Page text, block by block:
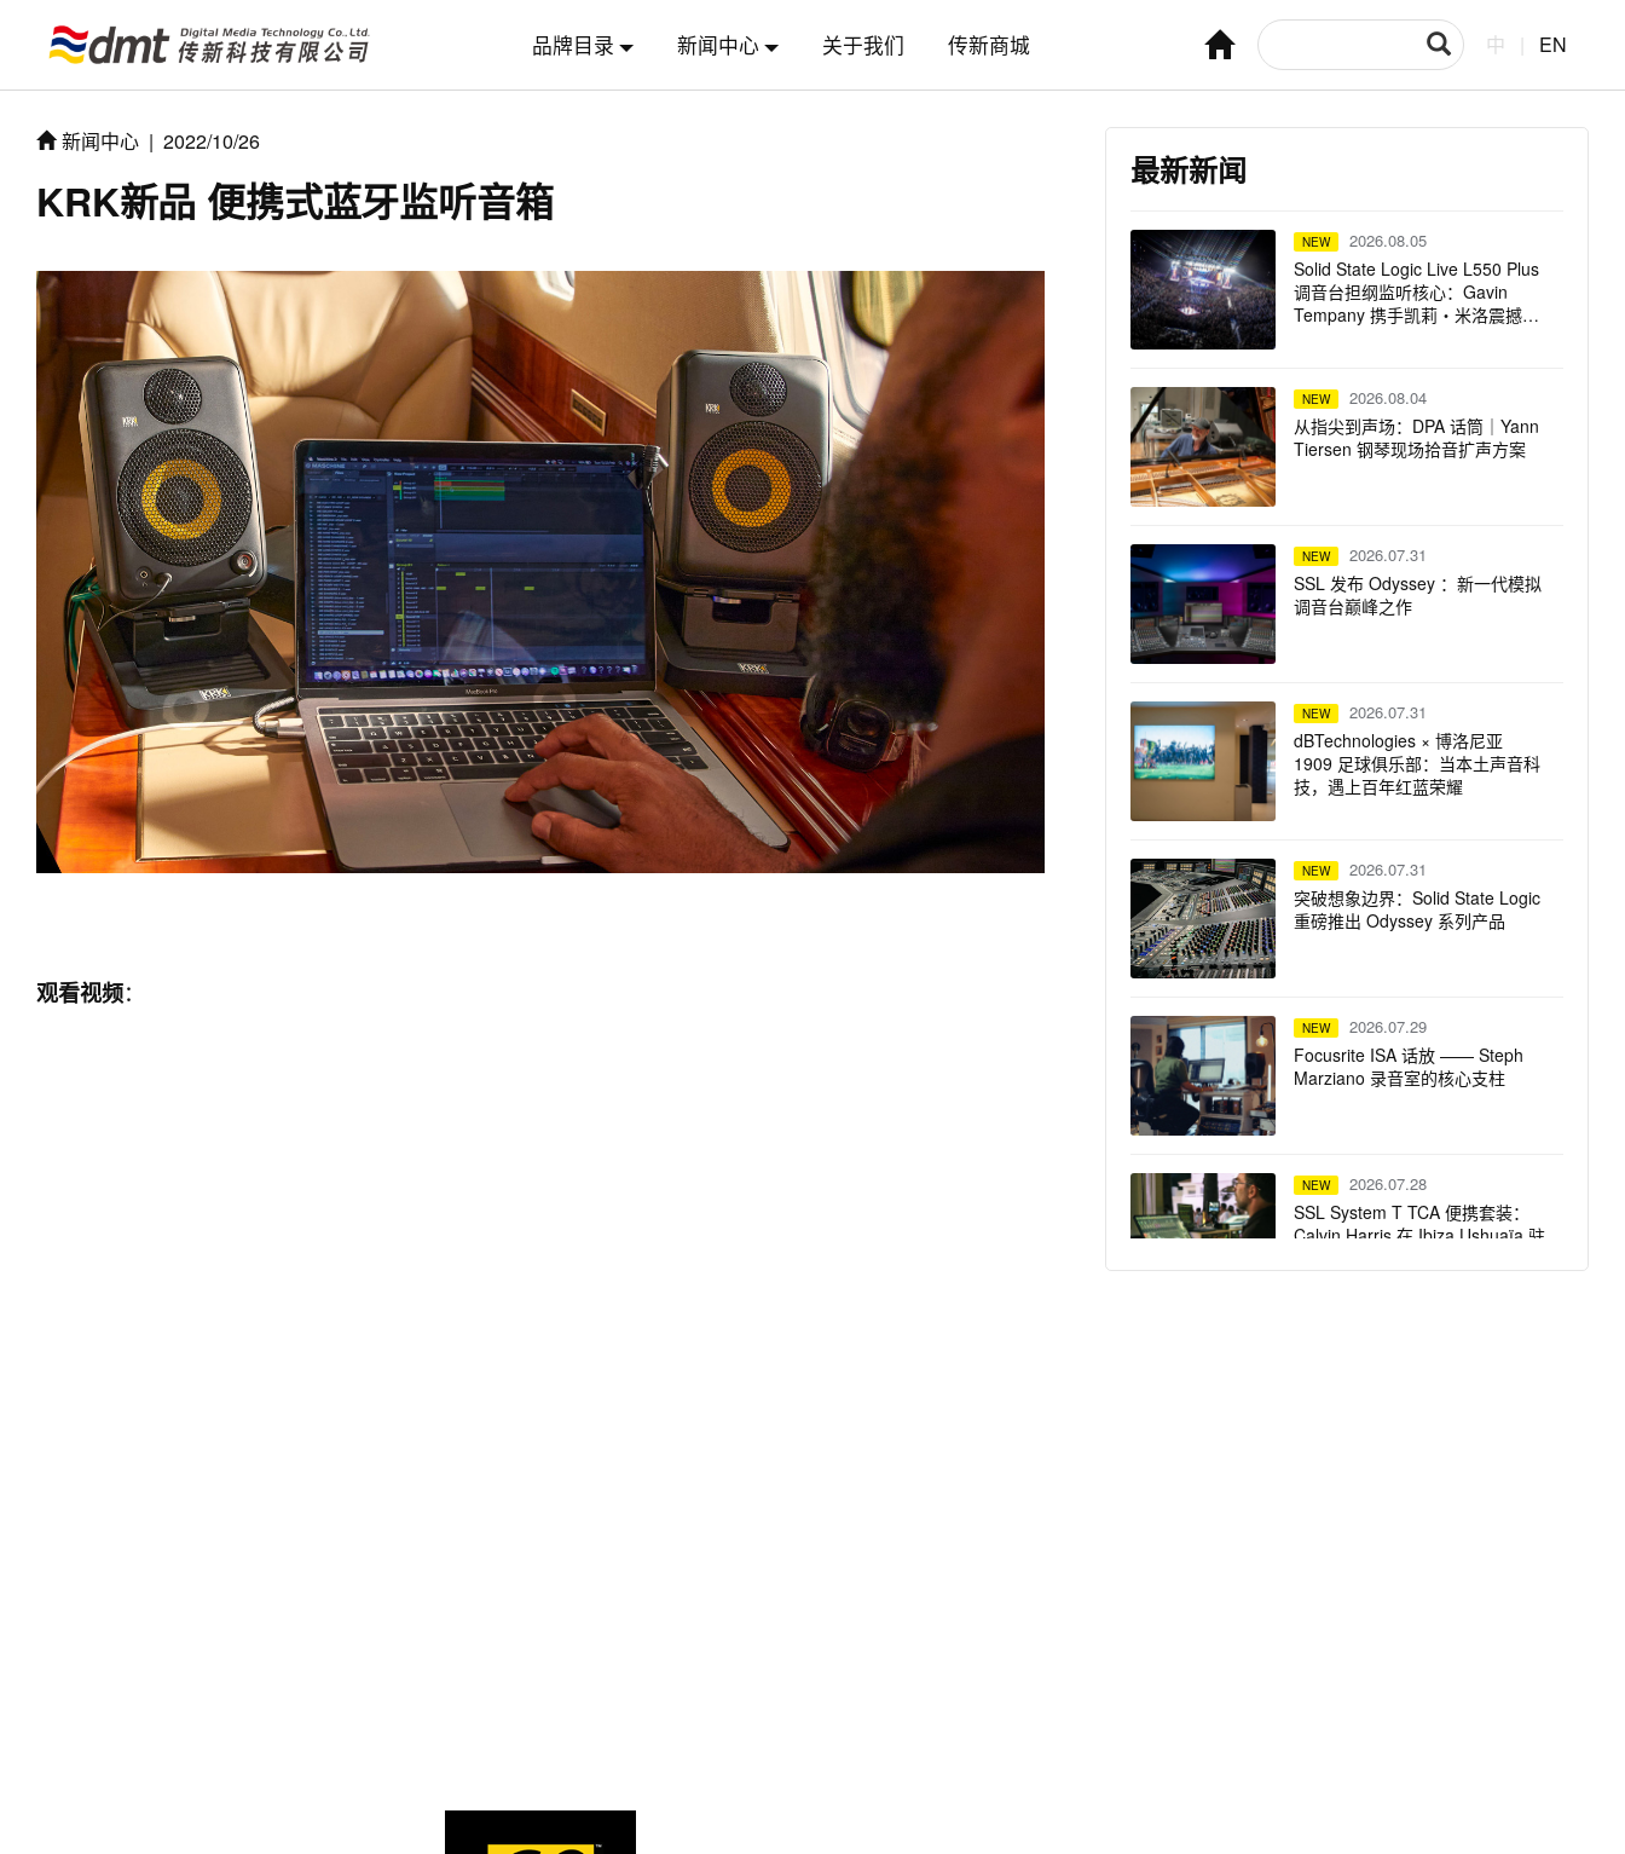
品牌目录 新闻中心 关于我们 传新商城 中 EN
新闻中心 | 2022/10/26
KRK新品 便携式蓝牙监听音箱
观看视频：
最新新闻
NEW 2026.08.05
Solid State Logic Live L550 Plus
调音台担纲监听核心：Gavin
Tempany 携手凯莉・米洛震撼巡
NEW 2026.08.04
从指尖到声场：DPA 话筒｜Yann
Tiersen 钢琴现场拾音扩声方案
NEW 2026.07.31
SSL 发布 Odyssey ：新一代模拟
调音台巅峰之作
NEW 2026.07.31
dBTechnologies × 博洛尼亚
1909 足球俱乐部：当本土声音科
技，遇上百年红蓝荣耀
NEW 2026.07.31
突破想象边界：Solid State Logic
重磅推出 Odyssey 系列产品
NEW 2026.07.29
Focusrite ISA 话放 —— Steph
Marziano 录音室的核心支柱
NEW 2026.07.28
SSL System T TCA 便携套装：
Calvin Harris 在 Ibiza Ushuaïa 驻